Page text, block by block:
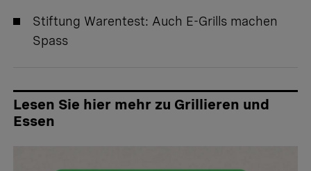
Stiftung Warentest: Auch E-Grills machen
Spass
Lesen Sie hier mehr zu Grillieren und
Essen